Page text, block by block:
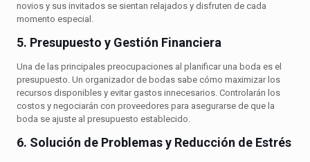
novios y sus invitados se sientan relajados y disfruten de cada
momento especial.
5. Presupuesto y Gestión Financiera
Una de las principales preocupaciones al planificar una boda es el
presupuesto. Un organizador de bodas sabe cómo maximizar los
recursos disponibles y evitar gastos innecesarios. Controlarán los
costos y negociarán con proveedores para asegurarse de que la
boda se ajuste al presupuesto establecido.
6. Solución de Problemas y Reducción de Estrés